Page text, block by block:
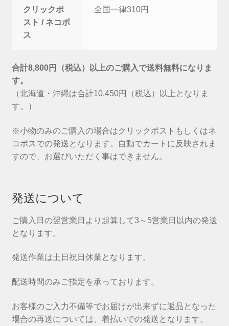
クリックポ
スト / ネコポ
ス
全国一律310円
合計8,800円（税込）以上のご購入で送料無料になりま
す。
（北海道・沖縄は合計10,450円（税込）以上となりま
す。）
※小物のみのご購入の場合はクリックポストもしくはネ
コポスでの発送となります。自動でカートに反映されま
すので、お選びいただく事はできません。
発送について
ご購入日の翌営業日より起算して3～5営業日以内の発送
となります。
発送作業は土日祝日休業となります。
配送時間のみご指定を承っております。
お客様のご入力不備等でお届けが出来ずに返品となった
場合の再送については、着払いでの発送となります。